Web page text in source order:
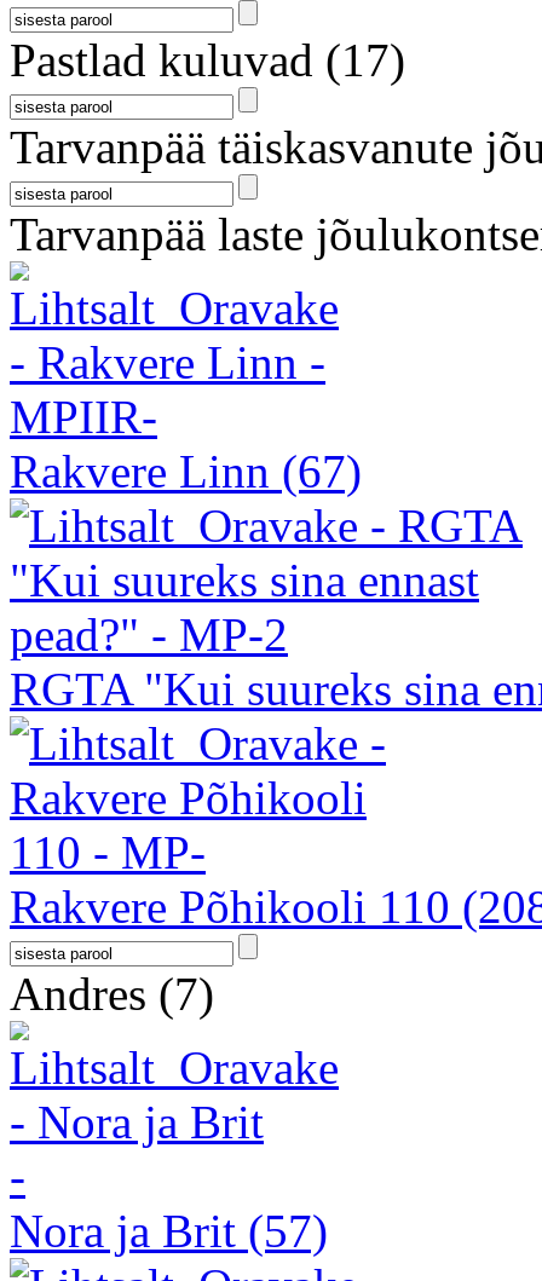
Pastlad kuluvad (17)
Tarvanpää täiskasvanute
Tarvanpää laste
Rakvere Linn (67)
RGTA "Kui suureks sina
Rakvere Põhikooli 110
Andres (7)
Nora ja Brit (57)